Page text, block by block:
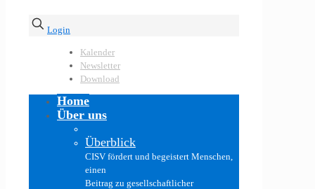
Login
Kalender
Newsletter
Download
Home
Über uns
Überblick
CISV fördert und begeistert Menschen,
einen
Beitrag zu gesellschaftlicher